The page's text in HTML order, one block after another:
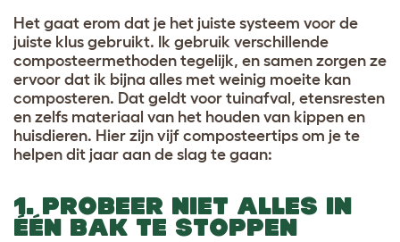
Het gaat erom dat je het juiste systeem voor de
juiste klus gebruikt. Ik gebruik verschillende
composteermethoden tegelijk, en samen zorgen ze
ervoor dat ik bijna alles met weinig moeite kan
composteren. Dat geldt voor tuinafval, etensresten
en zelfs materiaal van het houden van kippen en
huisdieren. Hier zijn vijf composteertips om je te
helpen dit jaar aan de slag te gaan:
1. PROBEER NIET ALLES IN
ÉÉN BAK TE STOPPEN